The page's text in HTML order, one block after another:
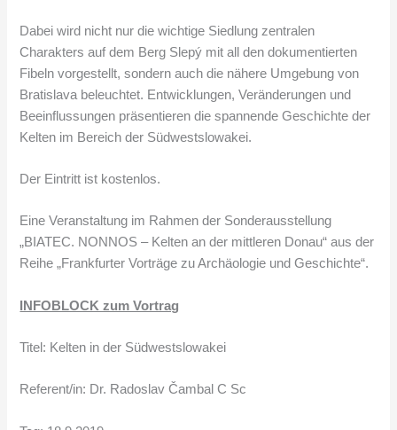
Dabei wird nicht nur die wichtige Siedlung zentralen
Charakters auf dem Berg Slepý mit all den dokumentierten
Fibeln vorgestellt, sondern auch die nähere Umgebung von
Bratislava beleuchtet. Entwicklungen, Veränderungen und
Beeinflussungen präsentieren die spannende Geschichte der
Kelten im Bereich der Südwestslowakei.
Der Eintritt ist kostenlos.
Eine Veranstaltung im Rahmen der Sonderausstellung
„BIATEC. NONNOS ‒ Kelten an der mittleren Donau“ aus der
Reihe „Frankfurter Vorträge zu Archäologie und Geschichte“.​
INFOBLOCK zum Vortrag​
Titel: Kelten in der Südwestslowakei
Referent/in: Dr. Radoslav Čambal C Sc